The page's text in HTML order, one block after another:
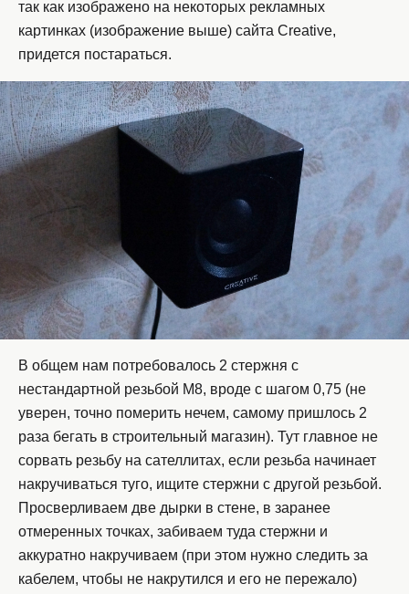
так как изображено на некоторых рекламных
картинках (изображение выше) сайта Creative,
придется постараться.
В общем нам потребовалось 2 стержня с
нестандартной резьбой М8, вроде с шагом 0,75 (не
уверен, точно померить нечем, самому пришлось 2
раза бегать в строительный магазин). Тут главное не
сорвать резьбу на сателлитах, если резьба начинает
накручиваться туго, ищите стержни с другой резьбой.
Просверливаем две дырки в стене, в заранее
отмеренных точках, забиваем туда стержни и
аккуратно накручиваем (при этом нужно следить за
кабелем, чтобы не накрутился и его не пережало)